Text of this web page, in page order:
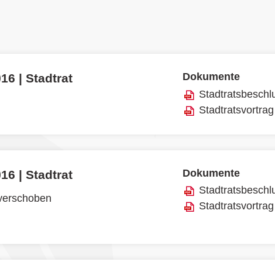
| Stadtrat
Dokumente
Stadtratsvortrag
| Stadtrat
Dokumente
Stadtratsvortrag